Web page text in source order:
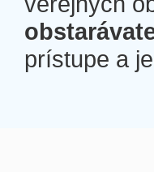
prístupe a